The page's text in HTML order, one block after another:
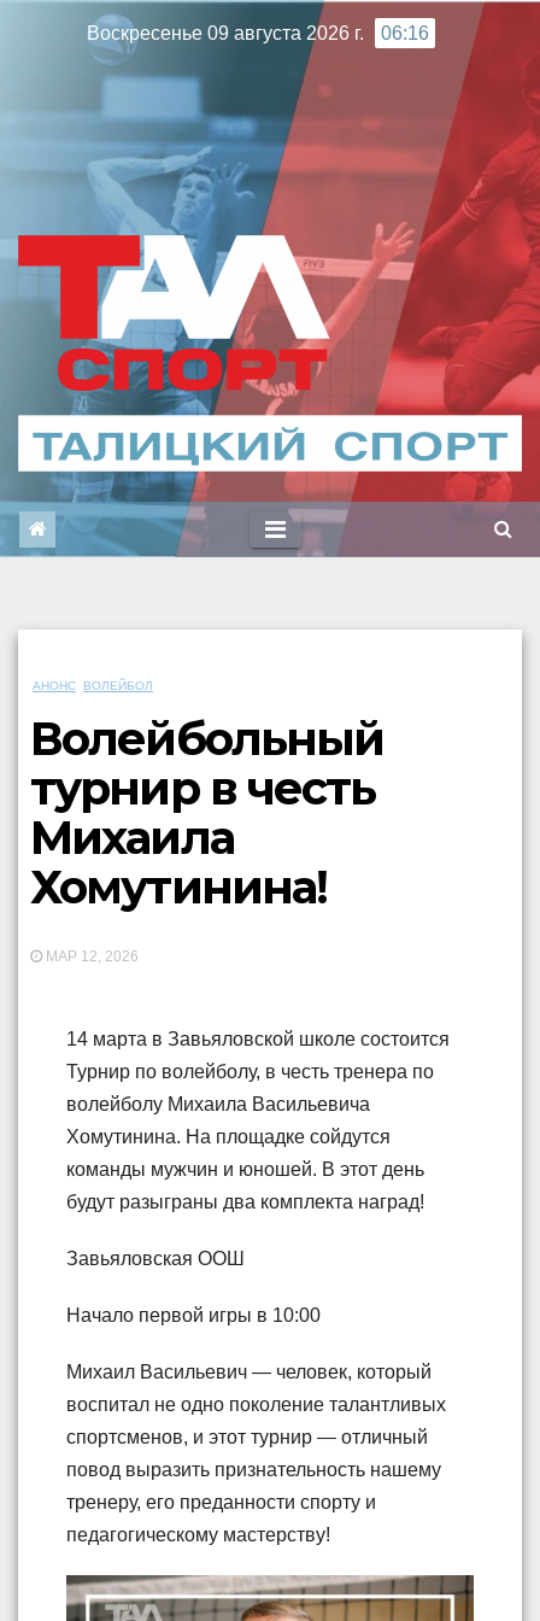
Воскресенье 09 августа 2026 г. 06:16
АНОНС ВОЛЕЙБОЛ
Волейбольный
турнир в честь
Михаила
Хомутинина!
МАР 12, 2026
14 марта в Завьяловской школе состоится
Турнир по волейболу, в честь тренера по
волейболу Михаила Васильевича
Хомутинина. На площадке сойдутся
команды мужчин и юношей. В этот день
будут разыграны два комплекта наград!
Завьяловская ООШ
Начало первой игры в 10:00
Михаил Васильевич — человек, который
воспитал не одно поколение талантливых
спортсменов, и этот турнир — отличный
повод выразить признательность нашему
тренеру, его преданности спорту и
педагогическому мастерству!